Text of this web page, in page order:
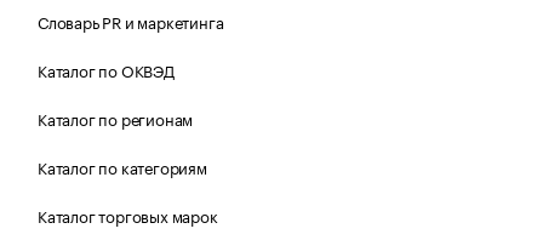
Словарь PR и маркетинга
Каталог по ОКВЭД
Каталог по регионам
Каталог по категориям
Каталог торговых марок